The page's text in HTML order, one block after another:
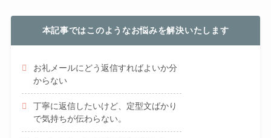
本記事ではこのようなお悩みを解決いたします
お礼メールにどう返信すればよいか分
からない
丁寧に返信したいけど、定型文ばかり
で気持ちが伝わらない。